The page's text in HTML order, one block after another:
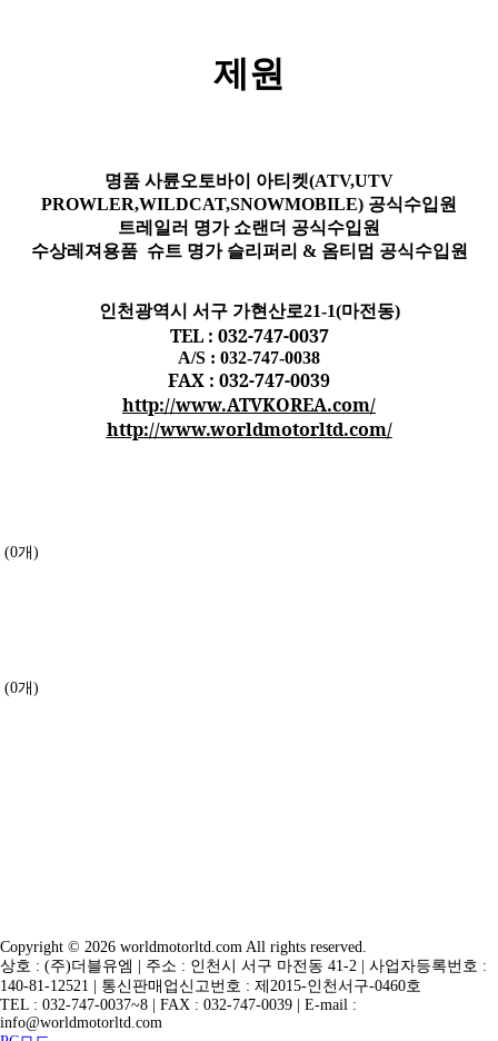
제원
명품 사륜오토바이 아티켓(ATV,UTV
PROWLER,WILDCAT,SNOWMOBILE) 공식수입원
트레일러 명가 쇼랜더 공식수입원
수상레져용품 슈트 명가 슬리퍼리 & 옴티멈 공식수입원
인천광역시 서구 가현산로21-1(마전동)
TEL : 032-747-0037
A/S : 032-747-0038
FAX : 032-747-0039
http://www.ATVKOREA.com/
http://www.worldmotorltd.com/
(0개)
(0개)
Copyright © 2026 worldmotorltd.com All rights reserved.
상호 : (주)더블유엠 | 주소 : 인천시 서구 마전동 41-2 | 사업자등록번호 :
140-81-12521 | 통신판매업신고번호 : 제2015-인천서구-0460호
TEL : 032-747-0037~8 | FAX : 032-747-0039 | E-mail :
info@worldmotorltd.com